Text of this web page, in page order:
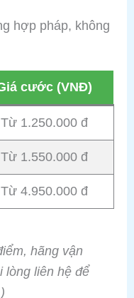
hợp pháp, không
cước (VNĐ)
Từ 1.250.000 đ
Từ 1.550.000 đ
Từ 4.950.000 đ
hãng vận
lòng liên hệ để